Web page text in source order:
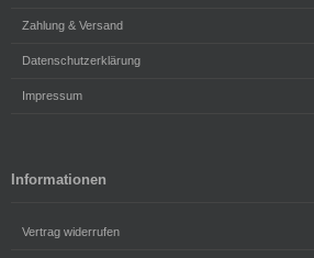
Zahlung & Versand
Datenschutzerklärung
Impressum
Informationen
Vertrag widerrufen